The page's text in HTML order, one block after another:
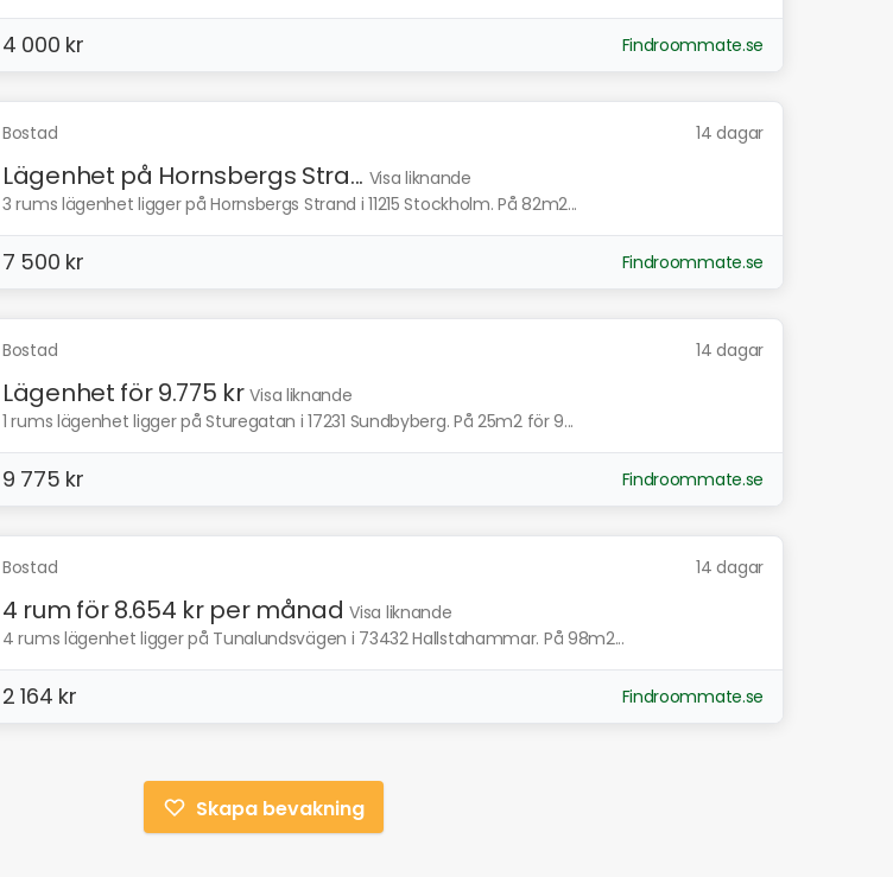
4 000 kr Findroommate.se
Bostad 14 dagar
Lägenhet på Hornsbergs Stra... Visa liknande
3 rums lägenhet ligger på Hornsbergs Strand i 11215 Stockholm. På 82m2...
7 500 kr Findroommate.se
Bostad 14 dagar
Lägenhet för 9.775 kr Visa liknande
1 rums lägenhet ligger på Sturegatan i 17231 Sundbyberg. På 25m2 för 9...
9 775 kr Findroommate.se
Bostad 14 dagar
4 rum för 8.654 kr per månad Visa liknande
4 rums lägenhet ligger på Tunalundsvägen i 73432 Hallstahammar. På 98m2...
2 164 kr Findroommate.se
Skapa bevakning